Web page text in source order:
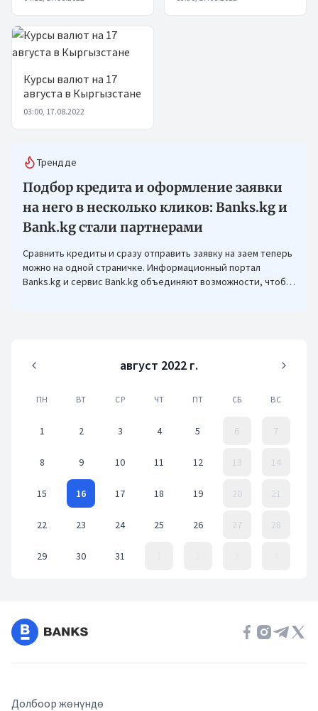
Курсы валют на 17
августа в Кыргызстане
03:00, 17.08.2022
Трендде
Подбор кредита и оформление заявки
на него в несколько кликов: Banks.kg и
Bank.kg стали партнерами
Сравнить кредиты и сразу отправить заявку на заем теперь
можно на одной страничке. Информационный портал
Banks.kg и сервис Bank.kg объединяют возможности, чтобы
август 2022 г.
ПН ВТ СР ЧТ ПТ СБ ВС
1 2 3 4 5 6 7
8 9 10 11 12 13 14
15 16 17 18 19 20 21
22 23 24 25 26 27 28
29 30 31
Долбоор жөнүндө